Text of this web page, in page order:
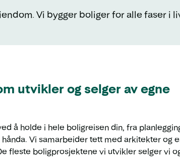
Vi bygger boliger for alle faser i
utvikler og selger av egne
å holde i hele boligreisen din, fra
Vi samarbeider tett med arkitekter og
fleste boligprosjektene vi utvikler selger vi